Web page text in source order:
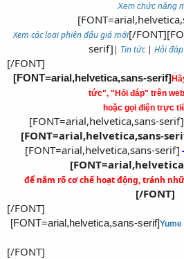
Xem chức năng
Xem các loại phiên đấu giá mới[/
serif]| Tin tức| Hỏi đáp
[/FONT]
[FONT=arial,helvetica,sans-serif]
tức", "Hỏi đáp" trên
hoặc gọi điện trực
[FONT=arial,helvetica,sans-serif]
[FONT=arial,helvetica,sans-
[FONT=arial,helvetica,sans-serif]
để nắm rõ cơ chế hoạt động, tránh
[/FONT]
[/FONT]
[FONT=arial,helvetica,sans-serif]Yume
[/FONT]